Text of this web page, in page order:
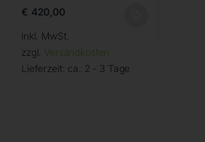
€ 420,00
inkl. MwSt.
zzgl. Versandkosten
Lieferzeit: ca. 2 - 3 Tage